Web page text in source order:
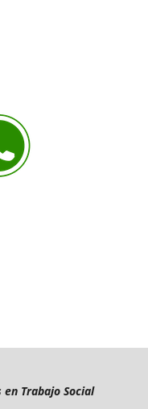
en Trabajo Social